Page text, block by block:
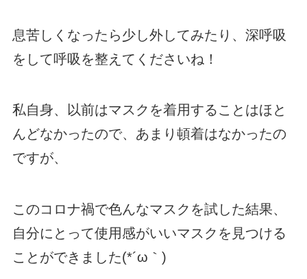
息苦しくなったら少し外してみたり、深呼吸
をして呼吸を整えてくださいね！
私自身、以前はマスクを着用することはほと
んどなかったので、あまり頓着はなかったの
ですが、
このコロナ禍で色んなマスクを試した結果、
自分にとって使用感がいいマスクを見つける
ことができました(*´ω｀)